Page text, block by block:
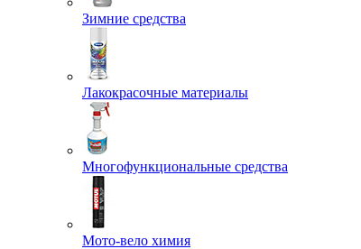
Зимние средства
Лакокрасочные материалы
Многофункциональные средства
Мото-вело химия